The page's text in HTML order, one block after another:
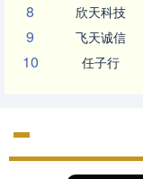
8 欣天科技
9 飞天诚信
10 任子行